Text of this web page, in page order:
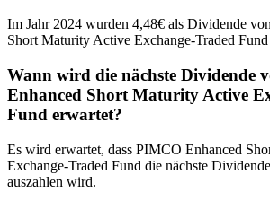
Im Jahr 2024 wurden 4,48€ als Dividende
Short Maturity Active Exchange-Traded Fund
Wann wird die nächste Dividende
Enhanced Short Maturity Active
Fund erwartet?
Es wird erwartet, dass PIMCO Enhanced
Exchange-Traded Fund die nächste
auszahlen wird.